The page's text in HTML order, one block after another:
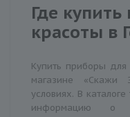
Где
красоты в
Купить приборы
магазине
условиях. В
информацию о